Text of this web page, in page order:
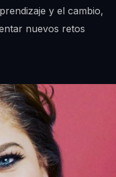
y el cambio,
nuevos retos